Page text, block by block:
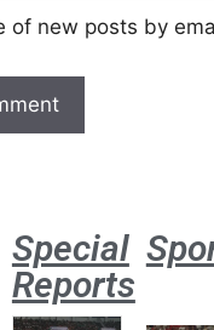
of new posts by
Special
Reports